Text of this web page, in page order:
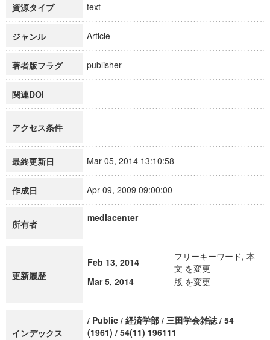
資源タイプ text
ジャンル Article
著者版フラグ publisher
関連DOI
アクセス条件
最終更新日 Mar 05, 2014 13:10:58
作成日 Apr 09, 2009 09:00:00
所有者
mediacenter
更新履歴
Feb 13, 2014
フリーキーワード, 本
文 を変更
Mar 5, 2014
版 を変更
インデックス
/ Public / 経済学部 / 三田学会雑誌 / 54
(1961) / 54(11) 196111